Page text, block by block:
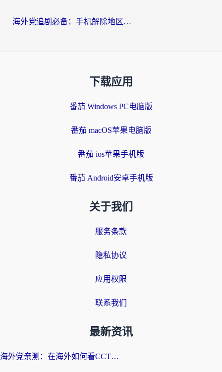
海外党追剧必备：手机解除地区限制app怎么选？解决央视视频&国内剧地区限制全指南
下载应用
番茄 Windows PC电脑版
番茄 macOS苹果电脑版
番茄 ios苹果手机版
番茄 Android安卓手机版
关于我们
服务条款
隐私协议
应用权限
联系我们
最新资讯
海外党亲测：在海外如何看CCTV？告别“仅限大陆播放”的实用指南